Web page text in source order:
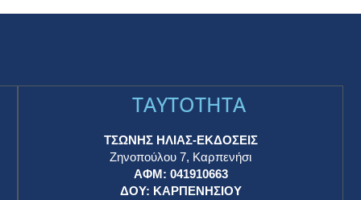
TAYTOTHTA
ΤΣΩΝΗΣ ΗΛΙΑΣ-ΕΚΔΟΣΕΙΣ
Ζηνοπούλου 7, Καρπενήσι
ΑΦΜ: 041910663
ΔΟΥ: ΚΑΡΠΕΝΗΣΙΟΥ